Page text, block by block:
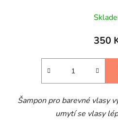
350
Šampon pro barevné vlasy
umytí se vlasy